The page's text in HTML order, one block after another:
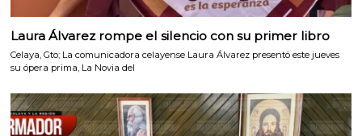
Laura Álvarez rompe el silencio con su primer libro
Celaya, Gto; La comunicadora celayense Laura Álvarez presentó este jueves
su ópera prima, La Novia del